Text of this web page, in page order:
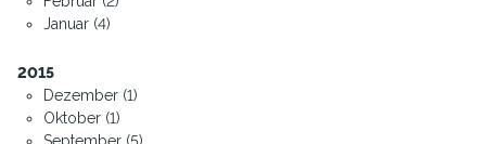
Januar (4)
2015
Dezember (1)
Oktober (1)
September (5)